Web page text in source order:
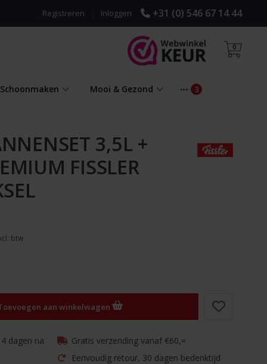
+31 (0) 546 67 14 44
Inloggen
Registreren
0
Mooi & Gezond
3,5L +
FISSLER
btw
aan winkelwagen
dagen na
Gratis verzending vanaf €60,=
Eenvoudig retour, 30 dagen bedenktijd